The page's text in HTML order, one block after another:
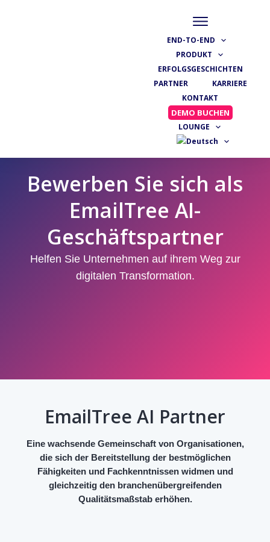
END-TO-END
PRODUKT
ERFOLGSGESCHICHTEN
PARTNER
KARRIERE
KONTAKT
DEMO BUCHEN
LOUNGE
Bewerben Sie sich als
EmailTree AI-
Geschäftspartner
Helfen Sie Unternehmen auf ihrem Weg zur
digitalen Transformation.
EmailTree AI Partner
Eine wachsende Gemeinschaft von Organisationen,
die sich der Bereitstellung der bestmöglichen
Fähigkeiten und Fachkenntnissen widmen und
gleichzeitig den branchenübergreifenden
Qualitätsmaßstab erhöhen.